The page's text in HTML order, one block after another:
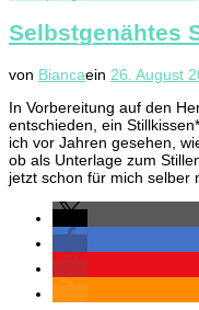
Selbstgenähtes
von Biancaein 26. August
In Vorbereitung auf den
entschieden, ein
ich vor Jahren gesehen,
ob als Unterlage zum
jetzt schon für mich selber